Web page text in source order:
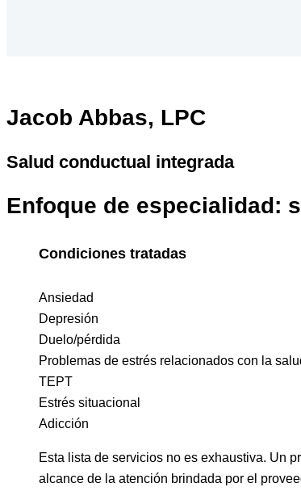
Jacob Abbas, LPC
Salud conductual integrada
Enfoque de especialidad:
Condiciones tratadas
Ansiedad
Depresión
Duelo/pérdida
Problemas de estrés relacionados con la
TEPT
Estrés situacional
Adicción
Esta lista de servicios no es exhaustiva. Un
alcance de la atención brindada por el